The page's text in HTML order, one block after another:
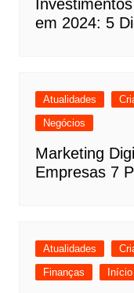
em 2024: 5
Atualidades
Negócios
Marketing
Empresas 7
Atualidades
Finanças
Início